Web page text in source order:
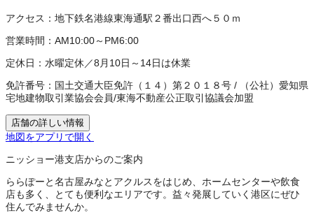
アクセス： 地下鉄名港線東海通駅２番出口西へ５０ｍ
営業時間： AM10:00～PM6:00
定休日： 水曜定休／8月10日～14日は休業
免許番号： 国土交通大臣免許（１４）第２０１８号 /
（公社）愛知県
宅地建物取引業協会会員/東海不動産公正取引協議会加盟
店舗の詳しい情報
地図をアプリで開く
ニッショー港支店からのご案内
ららぽーと名古屋みなとアクルスをはじめ、ホームセンターや飲食
店も多く、とても便利なエリアです。益々発展していく港区にぜひ
住んでみませんか。